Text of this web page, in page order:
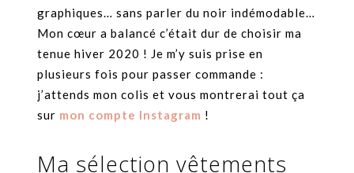
graphiques… sans parler du noir indémodable…
Mon cœur a balancé c’était dur de choisir ma
tenue hiver 2020 ! Je m’y suis prise en
plusieurs fois pour passer commande :
j’attends mon colis et vous montrerai tout ça
sur mon compte Instagram !
Ma sélection vêtements